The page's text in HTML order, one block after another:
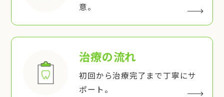
意。
治療の流れ
初回から治療完了まで丁寧にサ
ポート。